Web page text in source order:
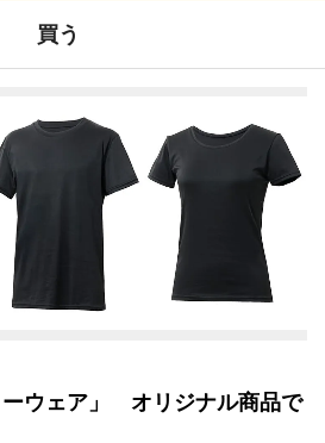
買う
ウェア」 オリジナル商品で